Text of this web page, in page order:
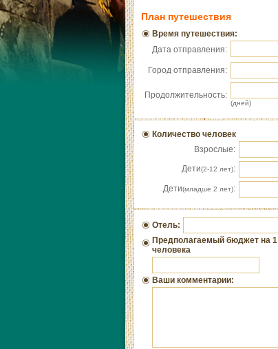
План путешествия
Время путешествия:
Дата отправления:
Город отправления:
Продолжительность:
(дней)
Количество человек
Взрослые:
Дети(2-12 лет):
Дети(младше 2 лет):
Отель:
Предполагаемый бюджет на 1
человека
Ваши комментарии: